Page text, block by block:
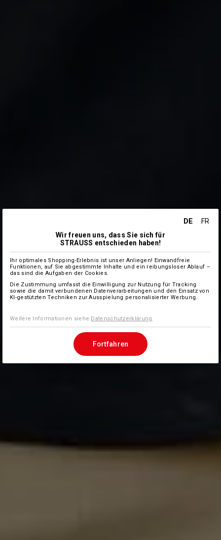
DE
FR
Wir freuen uns, dass Sie sich für
STRAUSS entschieden haben!
Ihr optimales Shopping-Erlebnis ist unser Anliegen! Einwandfreie
Funktionen, auf Sie abgestimmte Inhalte und ein reibungsloser Ablauf –
das sind die Aufgaben der Cookies.
Die Zustimmung umfasst die Einwilligung zur Nutzung für Tracking
sowie die damit verbundenen Datenverarbeitungen und den Einsatz von
KI-gestützten Techniken zur Ausspielung personalisierter Werbung.
Weitere Informationen siehe Datenschutzerklärung.
Fortfahren